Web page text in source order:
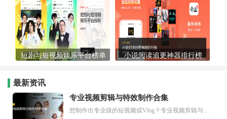
短剧与短视频娱乐平台榜单 小说阅读追更神器排行榜
最新资讯
专业视频剪辑与特效制作合集
想制作出专业级的短视频或Vlog？专业视频剪辑与特效制作大全专题为你提供了从剪辑、抠像到特效包装的全套解决方案。无论是添加炫酷的片头、进行精准的视频抠图，还是制...